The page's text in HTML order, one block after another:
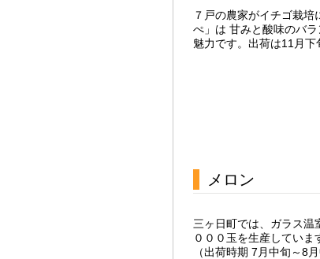
７戸の農家がイチゴ栽
ぺ」は 甘みと酸味のバ
魅力です。出荷は11月下
メロン
三ヶ日町では、ガラス温
０００玉を生産していま
（出荷時期 7月中旬～8月